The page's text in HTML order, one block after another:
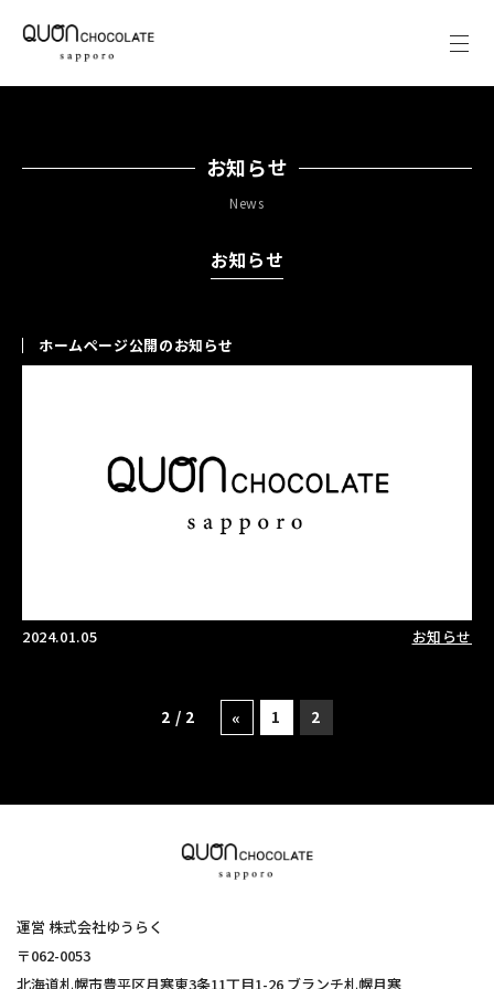
お知らせ
News
お知らせ
ホームページ公開のお知らせ
2024.01.05 お知らせ
2 / 2 « 1 2
運営 株式会社ゆうらく
〒062-0053
北海道札幌市豊平区月寒東3条11丁目1-26 ブランチ札幌月寒